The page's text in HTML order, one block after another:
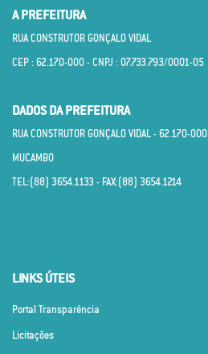
A PREFEITURA
RUA CONSTRUTOR GONÇALO VIDAL
CEP : 62.170­-000 - CNPJ : 07.733.793/0001­-05
DADOS DA PREFEITURA
RUA CONSTRUTOR GONÇALO VIDAL - 62.170­-000
MUCAMBO
TEL:(88) 3654.1133 - FAX:(88) 3654.1214
LINKS ÚTEIS
Portal Transparência
Licitações